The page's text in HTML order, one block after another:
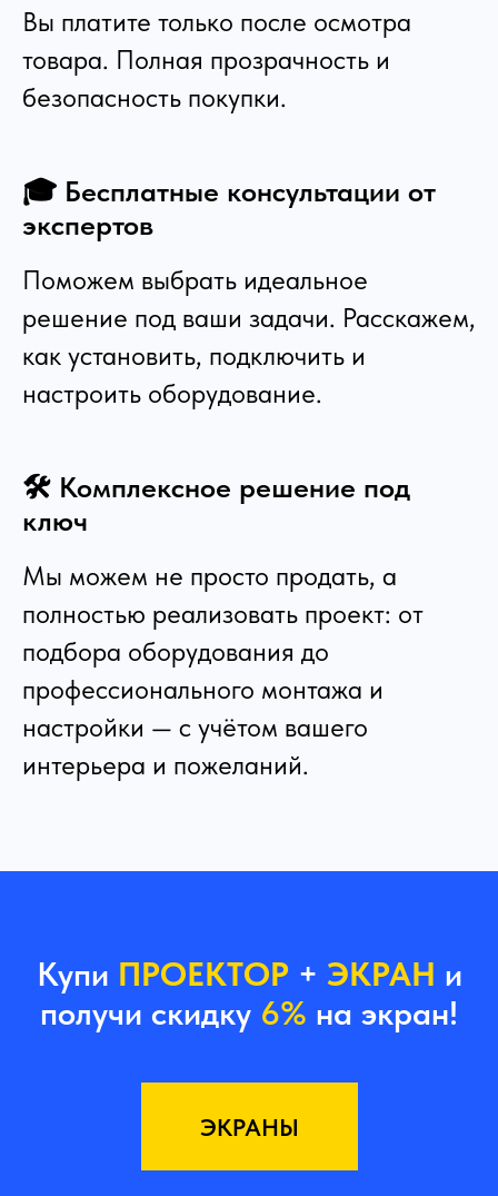
Вы платите только после осмотра
товара. Полная прозрачность и
безопасность покупки.
🎓 Бесплатные консультации от
экспертов
Поможем выбрать идеальное
решение под ваши задачи. Расскажем,
как установить, подключить и
настроить оборудование.
🛠️ Комплексное решение под
ключ
Мы можем не просто продать, а
полностью реализовать проект: от
подбора оборудования до
профессионального монтажа и
настройки — с учётом вашего
интерьера и пожеланий.
Купи ПРОЕКТОР+ ЭКРАН и
получи скидку 6% на экран!
ЭКРАНЫ